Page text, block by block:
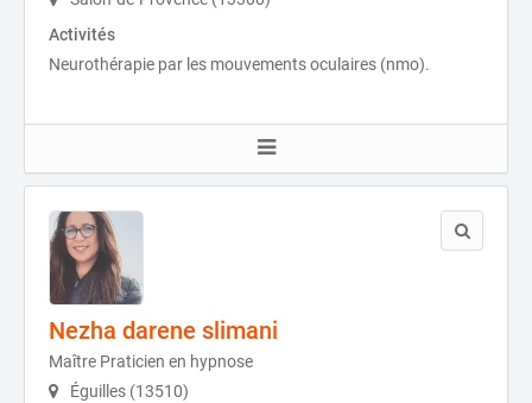
Activités
Neurothérapie par les mouvements oculaires (nmo).
Nezha darene slimani
Maître Praticien en hypnose
Éguilles (13510)